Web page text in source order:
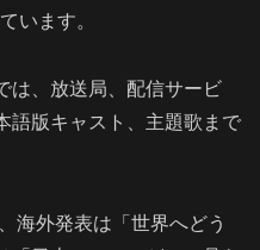
います。
は、放送局、配信サービ
語版キャスト、主題歌まで
海外発表は「世界へどう